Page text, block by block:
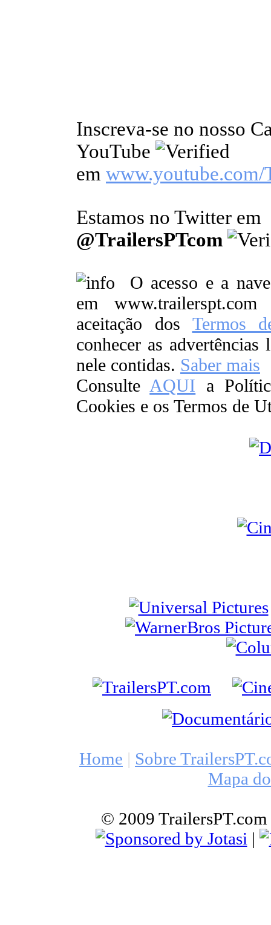
Inscreva-se no nosso
YouTube
em www.youtube.com/
Estamos no Twitter em
@TrailersPTcom
O acesso e a
em
aceitação dos Termos
conhecer as
nele contidas. Saber mais
Consulte AQUI a
Cookies e os Termos de
Home | Sobre
Mapa
© 2009 TrailersPT.com
|